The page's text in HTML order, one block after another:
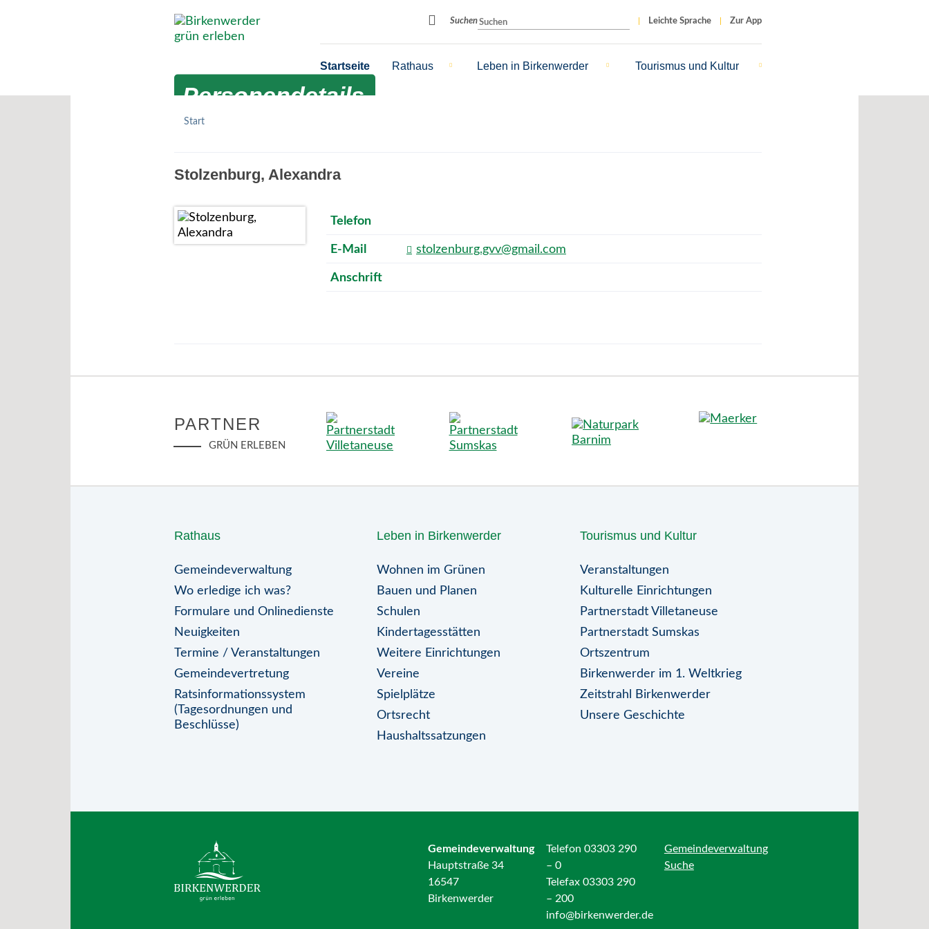
Suchbegriff
Suchen Leichte Sprache Zur App
Startseite Rathaus Leben in Birkenwerder Tourismus und Kultur
Personendetails
Start
Stolzenburg, Alexandra
Telefon
E-Mail stolzenburg.gvv@gmail.com
Anschrift
PARTNER
GRÜN ERLEBEN
Rathaus
Gemeindeverwaltung
Wo erledige ich was?
Formulare und Onlinedienste
Neuigkeiten
Termine / Veranstaltungen
Gemeindevertretung
Ratsinformationssystem
(Tagesordnungen und
Beschlüsse)
Leben in Birkenwerder
Wohnen im Grünen
Bauen und Planen
Schulen
Kindertagesstätten
Weitere Einrichtungen
Vereine
Spielplätze
Ortsrecht
Haushaltssatzungen
Tourismus und Kultur
Veranstaltungen
Kulturelle Einrichtungen
Partnerstadt Villetaneuse
Partnerstadt Sumskas
Ortszentrum
Birkenwerder im 1. Weltkrieg
Zeitstrahl Birkenwerder
Unsere Geschichte
Gemeindeverwaltung
Hauptstraße 34
16547
Birkenwerder
Telefon 03303 290
– 0
Telefax 03303 290
– 200
info@birkenwerder.de
Gemeindeverwaltung
Suche